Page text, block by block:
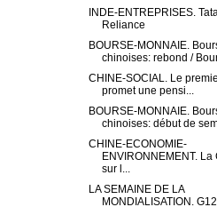
INDE-ENTREPRISES.
Reliance
BOURSE-MONNAIE.
chinoises: rebond /
CHINE-SOCIAL. Le
promet une pensi...
BOURSE-MONNAIE.
chinoises: début de
CHINE-ECONOMIE-
ENVIRONNEMENT.
sur l...
LA SEMAINE DE LA
MONDIALISATION.